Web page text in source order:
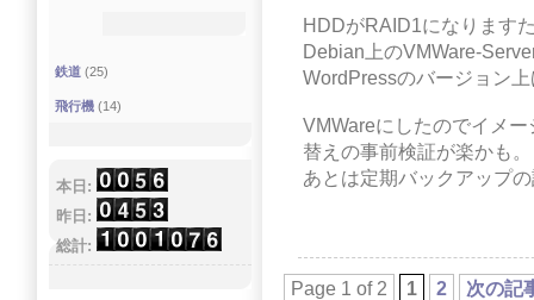
HDDがRAID1になります
Debian上のVMWare-
WordPressのバージョン
VMWareにしたのでイメ
替えの事前検証が楽かも。
あとは定期バックアップ
Page 1 of 2 1 2 次の記
鉄道 (25)
飛行機 (14)
本日:
昨日:
総計: